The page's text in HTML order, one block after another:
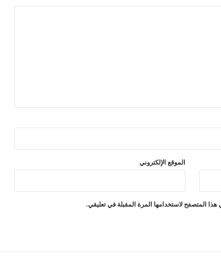
الموقع الإلكتروني
المتصفح لاستخدامها المرة المقبلة في تعليقي.